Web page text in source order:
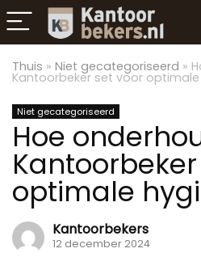
Thuis » Niet gecategoriseerd »
Kantoorbeker set voor optimale
Niet gecategoriseerd
Hoe
optimale
Kantoorbekers
12 december 2024